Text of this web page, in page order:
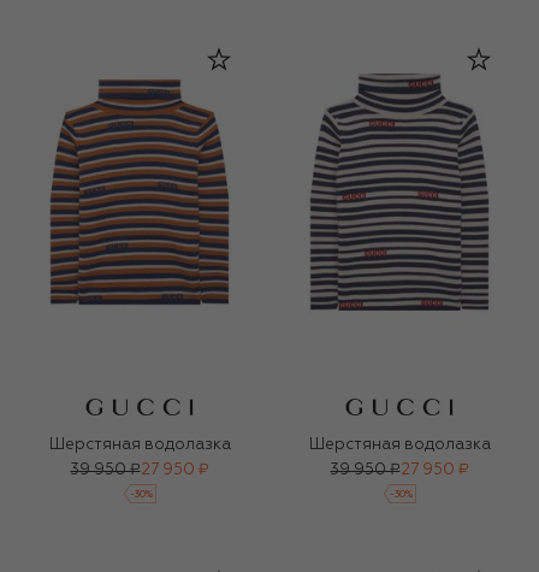
Шерстяная водолазка
39 950 ₽27 950 ₽
-30%
Шерстяная водолазка
39 950 ₽27 950 ₽
-30%